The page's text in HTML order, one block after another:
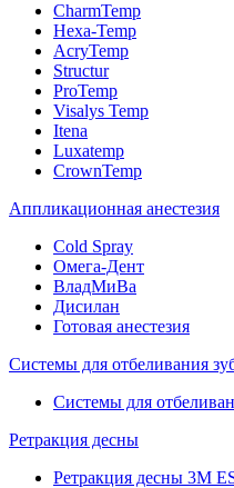
CharmTemp
Hexa-Temp
AcryTemp
Structur
ProTemp
Visalys Temp
Itena
Luxatemp
CrownTemp
Аппликационная анестезия
Cold Spray
Омега-Дент
ВладМиВа
Дисилан
Готовая анестезия
Системы для отбеливания
Системы для
Ретракция десны
Ретракция десны 3M